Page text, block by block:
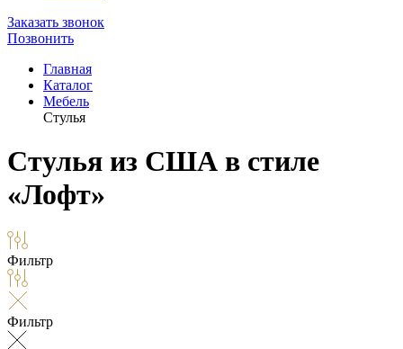
Заказать звонок
Позвонить
Главная
Каталог
Мебель
Стулья
Стулья из США в стиле
«Лофт»
Фильтр
Фильтр